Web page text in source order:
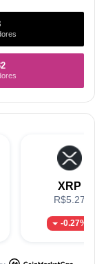
XRP
R$5.27
-0.27%